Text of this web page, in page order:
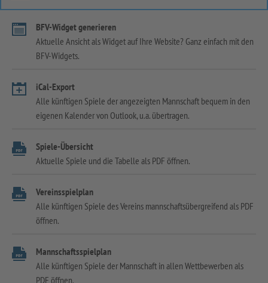
BFV-Widget generieren
Aktuelle Ansicht als Widget auf Ihre Website? Ganz einfach mit den
BFV-Widgets.
iCal-Export
Alle künftigen Spiele der angezeigten Mannschaft bequem in den
eigenen Kalender von Outlook, u.a. übertragen.
Spiele-Übersicht
Aktuelle Spiele und die Tabelle als PDF öffnen.
Vereinsspielplan
Alle künftigen Spiele des Vereins mannschaftsübergreifend als PDF
öffnen.
Mannschaftsspielplan
Alle künftigen Spiele der Mannschaft in allen Wettbewerben als
PDF öffnen.